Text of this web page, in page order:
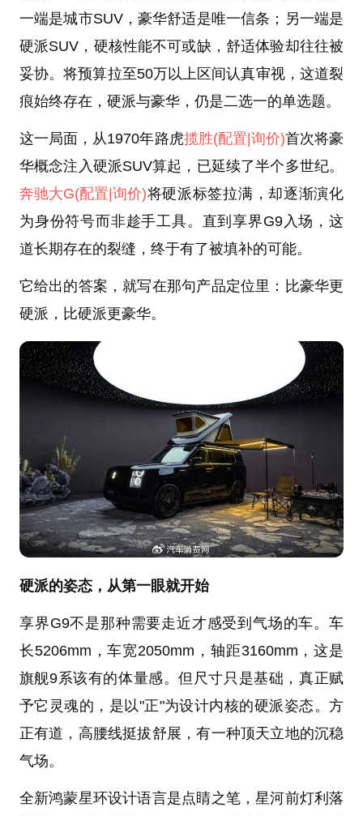
一端是城市SUV，豪华舒适是唯一信条；另一端是
硬派SUV，硬核性能不可或缺，舒适体验却往往被
妥协。将预算拉至50万以上区间认真审视，这道裂
痕始终存在，硬派与豪华，仍是二选一的单选题。
这一局面，从1970年路虎揽胜(配置|询价)首次将豪
华概念注入硬派SUV算起，已延续了半个多世纪。
奔驰大G(配置|询价)将硬派标签拉满，却逐渐演化
为身份符号而非趁手工具。直到享界G9入场，这
道长期存在的裂缝，终于有了被填补的可能。
它给出的答案，就写在那句产品定位里：比豪华更
硬派，比硬派更豪华。
硬派的姿态，从第一眼就开始
享界G9不是那种需要走近才感受到气场的车。车
长5206mm，车宽2050mm，轴距3160mm，这是
旗舰9系该有的体量感。但尺寸只是基础，真正赋
予它灵魂的，是以"正"为设计内核的硬派姿态。方
正有道，高腰线挺拔舒展，有一种顶天立地的沉稳
气场。
全新鸿蒙星环设计语言是点睛之笔，星河前灯利落